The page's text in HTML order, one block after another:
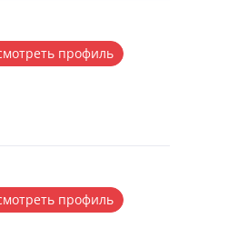
профиль
профиль